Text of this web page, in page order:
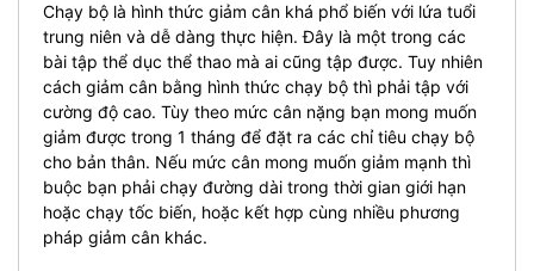
Chạy bộ là hình thức giảm cân khá phổ biến với lứa tuổi
trung niên và dễ dàng thực hiện. Đây là một trong các
bài tập thể dục thể thao mà ai cũng tập được. Tuy nhiên
cách giảm cân bằng hình thức chạy bộ thì phải tập với
cường độ cao. Tùy theo mức cân nặng bạn mong muốn
giảm được trong 1 tháng để đặt ra các chỉ tiêu chạy bộ
cho bản thân. Nếu mức cân mong muốn giảm mạnh thì
buộc bạn phải chạy đường dài trong thời gian giới hạn
hoặc chạy tốc biến, hoặc kết hợp cùng nhiều phương
pháp giảm cân khác.